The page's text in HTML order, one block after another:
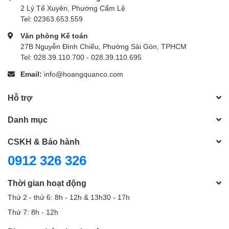
2 Lý Tế Xuyên, Phường Cẩm Lệ
Tel: 02363.653.559
Văn phòng Kế toán
27B Nguyễn Đình Chiểu, Phường Sài Gòn, TPHCM
Tel: 028.39.110.700 - 028.39.110.695
Email: info@hoangquanco.com
Hỗ trợ
Danh mục
CSKH & Bảo hành
0912 326 326
Thời gian hoạt động
Thứ 2 - thứ 6: 8h - 12h & 13h30 - 17h
Thứ 7: 8h - 12h